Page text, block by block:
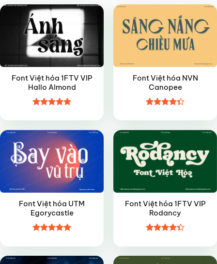
Font Việt hóa 1FTV VIP
Hallo Almond
hạng4.95
5 sao
Font Việt hóa NVN
Canopee
hạng4.35
5 sao
Font Việt hóa UTM
Egorycastle
hạng55
sao
Font Việt hóa 1FTV VIP
Rodancy
hạng4.35
5 sao